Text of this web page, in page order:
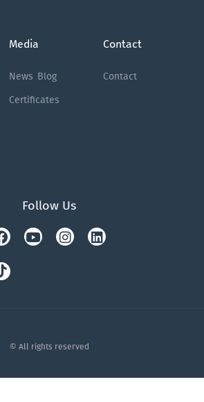
Media
News Blog
Certificates
Contact
Contact
Follow Us
FacebookYoutubeInstagramLinkedin
Tiktok
© All rights reserved